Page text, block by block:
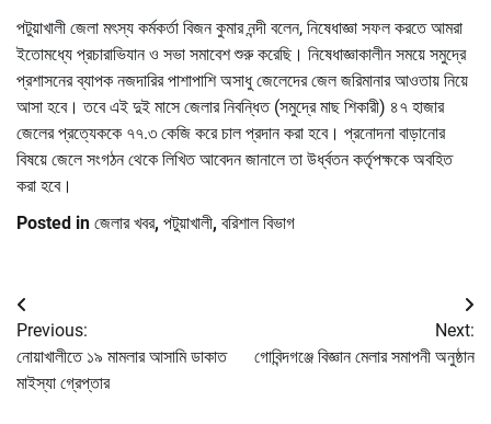
পটুয়াখালী জেলা মৎস্য কর্মকর্তা বিজন কুমার নন্দী বলেন, নিষেধাজ্ঞা সফল করতে আমরা
ইতোমধ্যে প্রচারাভিযান ও সভা সমাবেশ শুরু করেছি। নিষেধাজ্ঞাকালীন সময়ে সমুদ্রে
প্রশাসনের ব্যাপক নজদারির পাশাপাশি অসাধু জেলেদের জেল জরিমানার আওতায় নিয়ে
আসা হবে। তবে এই দুই মাসে জেলার নিবন্ধিত (সমুদ্রে মাছ শিকারী) ৪৭ হাজার
জেলের প্রত্যেককে ৭৭.৩ কেজি করে চাল প্রদান করা হবে। প্রনোদনা বাড়ানোর
বিষয়ে জেলে সংগঠন থেকে লিখিত আবেদন জানালে তা উর্ধ্বতন কর্তৃপক্ষকে অবহিত
করা হবে।
Posted in জেলার খবর, পটুয়াখালী, বরিশাল বিভাগ
Post
navigation
Previous:
নোয়াখালীতে ১৯ মামলার আসামি ডাকাত
মাইস্যা গ্রেপ্তার
Next:
গোবিন্দগঞ্জে বিজ্ঞান মেলার সমাপনী অনুষ্ঠান